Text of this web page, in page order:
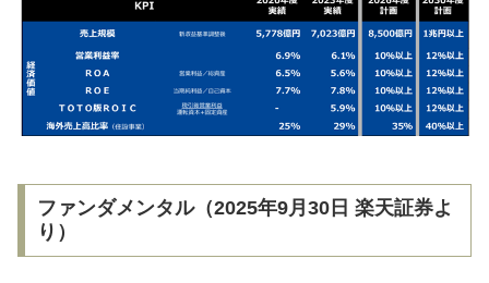
ファンダメンタル（2025年9月30日 楽天証券よ
り）